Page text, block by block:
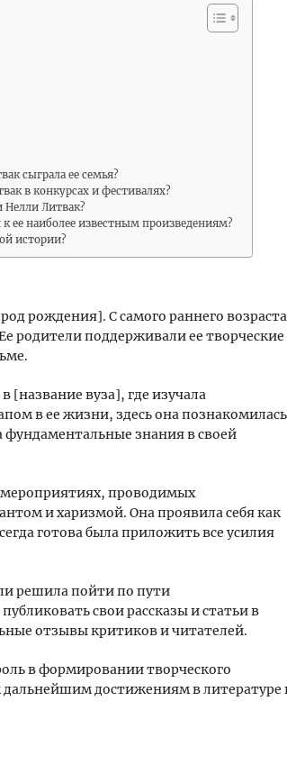
сыграла ее семья?
в конкурсах и фестивалях?
Литвак?
ее наиболее известным произведениям?
истории?
рождения]. С самого раннего возраста
родители поддерживали ее творческие
вуза], где изучала
в ее жизни, здесь она познакомилась
знания в своей
мероприятиях, проводимых
и харизмой. Она проявила себя как
готова была приложить все усилия
решила пойти по пути
свои рассказы и статьи в
отзывы критиков и читателей.
в формировании творческого
достижениям в литературе